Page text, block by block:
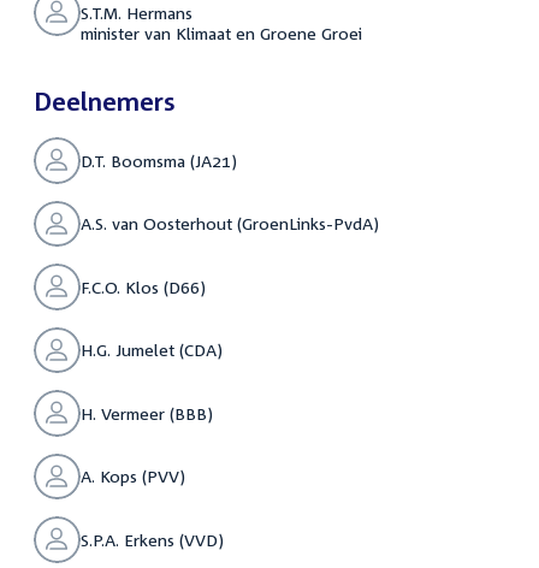
S.T.M. Hermans
minister van Klimaat en Groene Groei
Deelnemers
D.T. Boomsma (JA21)
A.S. van Oosterhout (GroenLinks-PvdA)
F.C.O. Klos (D66)
H.G. Jumelet (CDA)
H. Vermeer (BBB)
A. Kops (PVV)
S.P.A. Erkens (VVD)